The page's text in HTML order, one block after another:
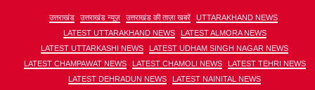
उत्तराखंड उत्तराखंड न्यूज़ उत्तराखंड की ताज़ा खबरें
UTTARAKHAND NEWS
LATEST UTTARAKHAND NEWS
LATEST ALMORA NEWS
LATEST UTTARKASHI NEWS
LATEST UDHAM SINGH NAGAR NEWS
LATEST CHAMPAWAT NEWS
LATEST CHAMOLI NEWS
LATEST TEHRI NEWS
LATEST DEHRADUN NEWS
LATEST NAINITAL NEWS